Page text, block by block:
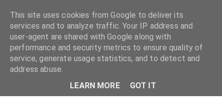
This site uses cookies from Google to deliver its
services and to analyze traffic. Your IP address and
user-agent are shared with Google along with
performance and security metrics to ensure quality of
service, generate usage statistics, and to detect and
address abuse.
LEARN MORE
GOT IT